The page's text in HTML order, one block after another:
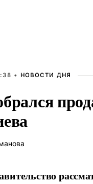
• НОВОСТИ ДНЯ